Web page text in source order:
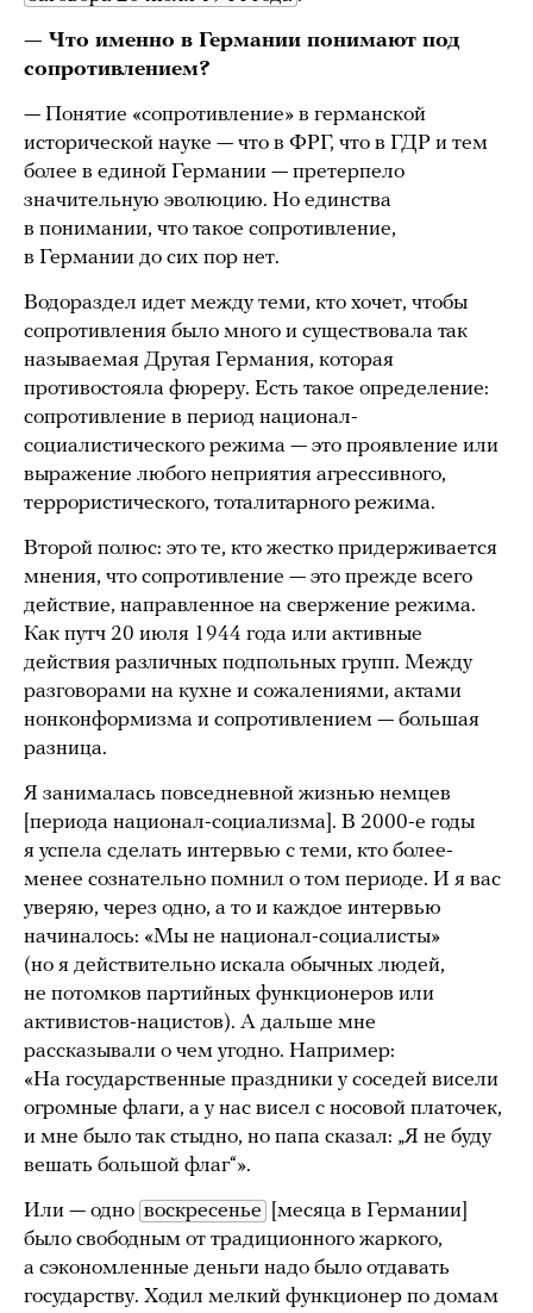
— Что именно в Германии понимают под
сопротивлением?
— Понятие «сопротивление» в германской
исторической науке — что в ФРГ, что в ГДР и тем
более в единой Германии — претерпело
значительную эволюцию. Но единства
в понимании, что такое сопротивление,
в Германии до сих пор нет.
Водораздел идет между теми, кто хочет, чтобы
сопротивления было много и существовала так
называемая Другая Германия, которая
противостояла фюреру. Есть такое определение:
сопротивление в период национал-
социалистического режима — это проявление или
выражение любого неприятия агрессивного,
террористического, тоталитарного режима.
Второй полюс: это те, кто жестко придерживается
мнения, что сопротивление — это прежде всего
действие, направленное на свержение режима.
Как путч 20 июля 1944 года или активные
действия различных подпольных групп. Между
разговорами на кухне и сожалениями, актами
нонконформизма и сопротивлением — большая
разница.
Я занималась повседневной жизнью немцев
[периода национал-социализма]. В 2000-е годы
я успела сделать интервью с теми, кто более-
менее сознательно помнил о том периоде. И я вас
уверяю, через одно, а то и каждое интервью
начиналось: «Мы не национал-социалисты»
(но я действительно искала обычных людей,
не потомков партийных функционеров или
активистов-нацистов). А дальше мне
рассказывали о чем угодно. Например:
«На государственные праздники у соседей висели
огромные флаги, а у нас висел с носовой платочек,
и мне было так стыдно, но папа сказал: „Я не буду
вешать большой флаг“».
Или — одно воскресенье
[месяца в Германии]
было свободным от традиционного жаркого,
а сэкономленные деньги надо было отдавать
государству. Ходил мелкий функционер по домам